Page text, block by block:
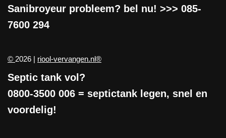
Sanibroyeur probleem? bel nu! >>> 085-
7600 294
© 2026 | riool-vervangen.nl®
Septic tank vol?
0800-3500 006 = septictank legen, snel en
voordelig!